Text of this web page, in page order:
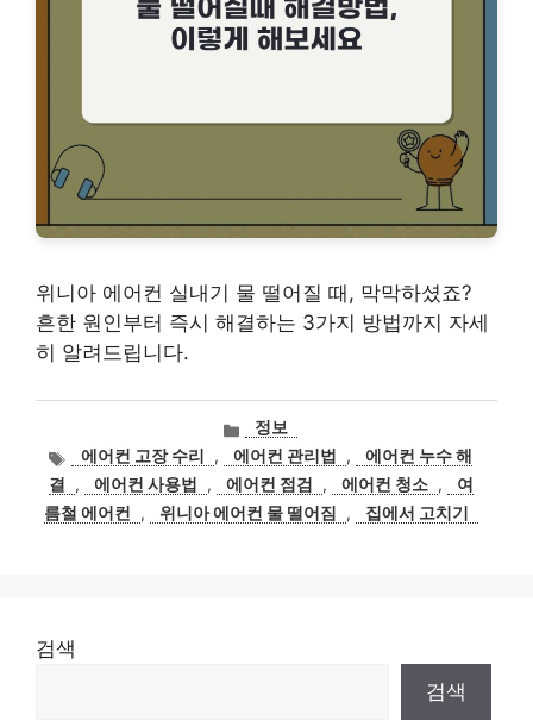
위니아 에어컨 실내기 물 떨어질 때, 막막하셨죠?
흔한 원인부터 즉시 해결하는 3가지 방법까지 자세
히 알려드립니다.
카
테
고
리
정보
태에어컨 고장 수리 , 에어컨 관리법 ,
에어컨 누수 해
결
, 에어컨 사용법 , 에어컨 점검 , 에어컨 청소 ,
여
름철 에어컨
, 위니아 에어컨 물 떨어짐 , 집에서 고치기
검색
검색